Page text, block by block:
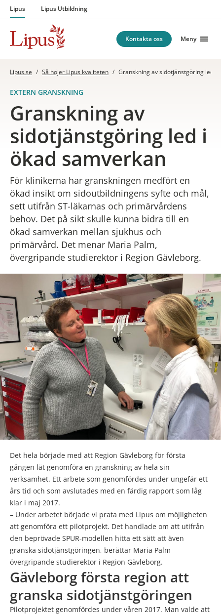
Hoppa till innehåll
Lipus Lipus Utbildning
Kontakta oss Meny
Lipus.se / Så höjer Lipus kvaliteten / Granskning av sidotjänstgöring led i
EXTERN GRANSKNING
Granskning av
sidotjänstgöring led i
ökad samverkan
För klinikerna har granskningen medfört en
ökad insikt om sidoutbildningens syfte och mål,
sett utifrån ST-läkarnas och primärvårdens
behov. Det på sikt skulle kunna bidra till en
ökad samverkan mellan sjukhus och
primärvård. Det menar Maria Palm,
övergripande studierektor i Region Gävleborg.
Det hela började med att Region Gävleborg för första
gången lät genomföra en granskning av hela sin
verksamhet. Ett arbete som genomfördes under ungefär ett
års tid och som avslutades med en färdig rapport som låg
klar i maj 2017.
– Under arbetet började vi prata med Lipus om möjligheten
att genomföra ett pilotprojekt. Det handlade om att utifrån
den beprövade SPUR-modellen hitta ett sätt att även
granska sidotjänstgöringen, berättar Maria Palm
övergripande studierektor i Region Gävleborg.
Gävleborg första region att
granska sidotjänstgöringen
Pilotprojektet genomfördes under våren 2017. Man valde att